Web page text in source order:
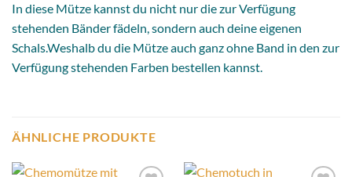
In diese Mütze kannst du nicht nur die zur Verfügung
stehenden Bänder fädeln, sondern auch deine eigenen
Schals.Weshalb du die Mütze auch ganz ohne Band in den zur
Verfügung stehenden Farben bestellen kannst.
ÄHNLICHE PRODUKTE